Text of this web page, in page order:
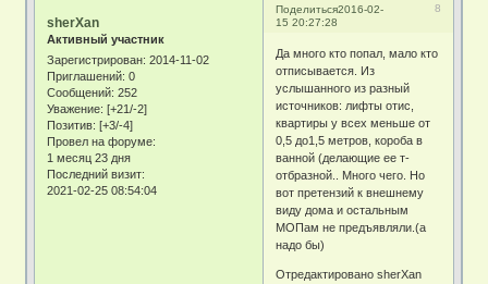
Поделиться 8
2016-02-
15 20:27:28
sherXan
Активный участник
Зарегистрирован: 2014-11-02
Приглашений: 0
Сообщений: 252
Уважение: [+21/-2]
Позитив: [+3/-4]
Провел на форуме:
1 месяц 23 дня
Последний визит:
2021-02-25 08:54:04
Да много кто попал, мало кто
отписывается. Из
услышанного из разный
источников: лифты отис,
квартиры у всех меньше от
0,5 до1,5 метров, короба в
ванной (делающие ее т-
отбразной.. Много чего. Но
вот претензий к внешнему
виду дома и остальным
МОПам не предъявляли.(а
надо бы)
Отредактировано sherXan